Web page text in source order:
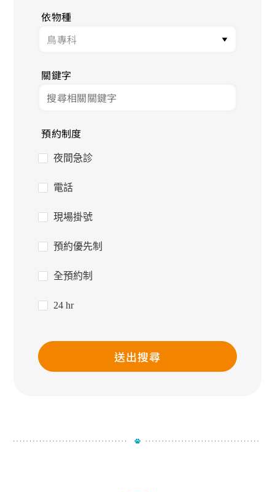
依物種
關鍵字
預約制度
夜間急診
電話
現場掛號
預約優先制
全預約制
24 hr
送出搜尋